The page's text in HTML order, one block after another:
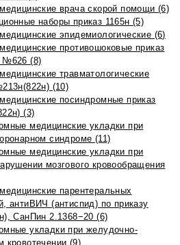
врача скорой помощи (6)
наборы приказ 1165н (5)
эпидемиологические (6)
противошоковые приказ
№626 (8)
травматологические
(10)
посиндромные приказ
(3)
медицинские укладки при
синдроме (11)
медицинские укладки при
мозгового кровообращения
парентеральных
антиВИЧ (антиспид) по приказу
СанПин 2.1368−20 (6)
укладки при желудочно-
кровотечении (9)